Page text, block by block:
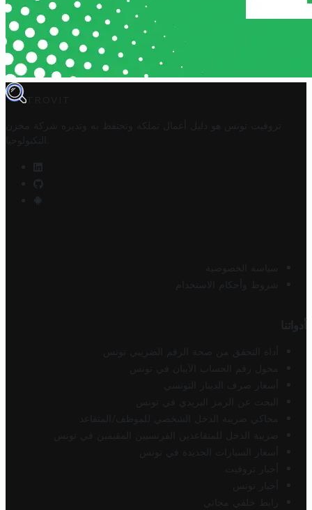
TROVIT
تروفيت تونس هو دليل أعمال تملكه وتحتفظ به وتديره
شركة مخزن
التكنولوجيا
سياسة الخصوصية
شروط وأحكام الاستخدام
أدواتنا
أداة التحقق من صحة الرقم الضريبي تونس
محول رقم الحساب الآيبان في تونس
أسعار صرف الدينار التونسي
البحث عن الرمز البريدي في تونس
محاكي ضريبة الدخل الشخصي للموظف/المتقاعد
ضريبة الدخل للمتقاعدين الفرنسيين المقيمين في تونس
أسعار السيارات الجديدة في تونس
أخبار تروفيت
أخبار تونس
رابط خلفي مجاني